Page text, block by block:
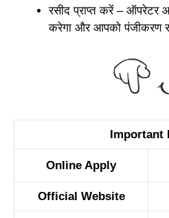
रसीद प्राप्त करें – ऑपरेटर
करेगा और आपको पंजीकरण
Important
Online Apply
Official Website